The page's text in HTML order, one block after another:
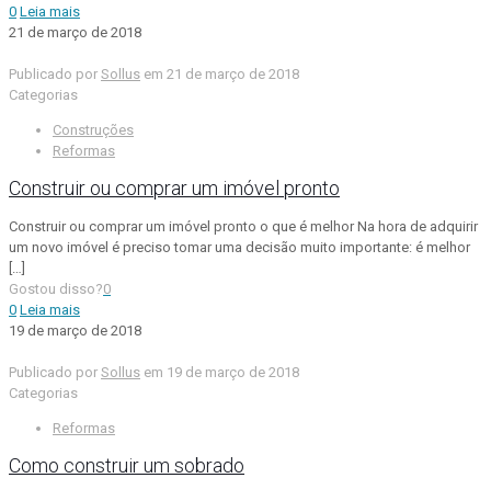
0 Leia mais
21 de março de 2018
Publicado por Sollus em 21 de março de 2018
Categorias
Construções
Reformas
Construir ou comprar um imóvel pronto
Construir ou comprar um imóvel pronto o que é melhor Na hora de adquirir
um novo imóvel é preciso tomar uma decisão muito importante: é melhor
Gostou disso?0
0 Leia mais
19 de março de 2018
Publicado por Sollus em 19 de março de 2018
Categorias
Reformas
Como construir um sobrado